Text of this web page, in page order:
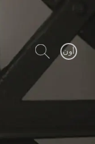
أون